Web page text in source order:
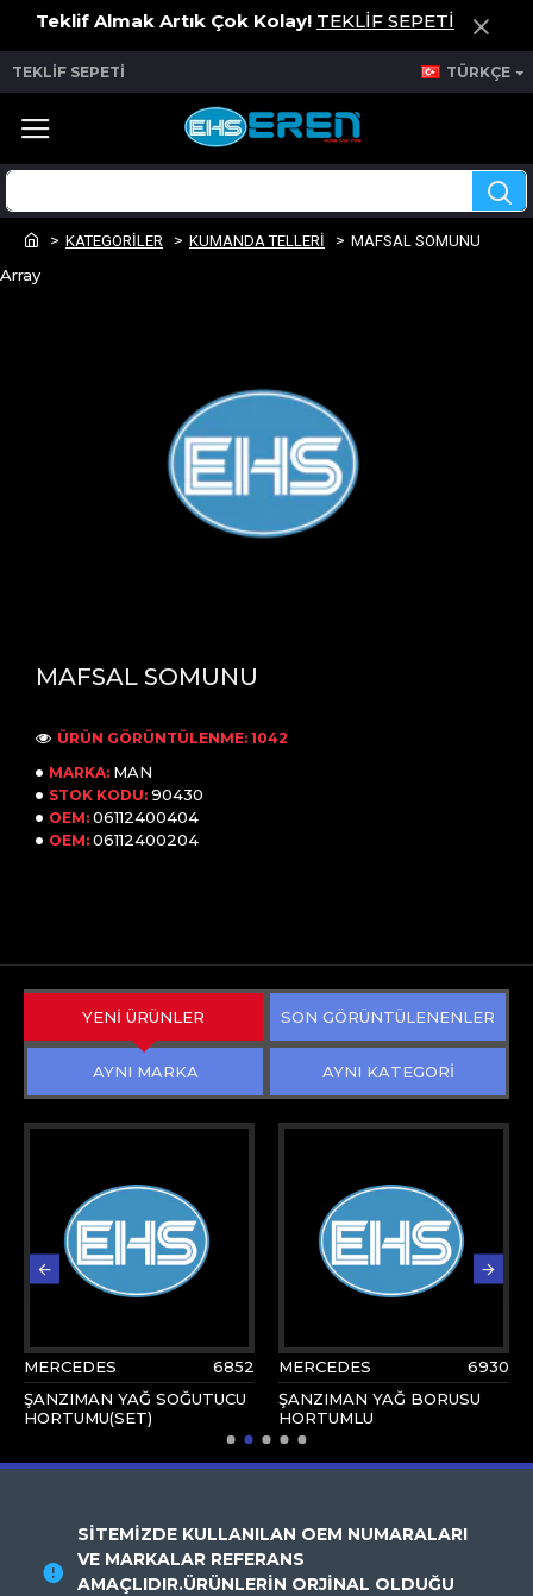
Teklif Almak Artık Çok Kolay! TEKLİF SEPETİ
TEKLİF SEPETİ TÜRKÇE
KATEGORİLER KUMANDA TELLERİ MAFSAL SOMUNU
Array
MAFSAL SOMUNU
MARKA: MAN
STOK KODU: 90430
OEM: 06112400404
OEM: 06112400204
ÜRÜN GÖRÜNTÜLENME: 1042
YENİ ÜRÜNLER SON GÖRÜNTÜLENENLER
AYNI MARKA AYNI KATEGORİ
MERCEDES
6852
ŞANZIMAN YAĞ SOĞUTUCU
HORTUMU(SET)
MERCEDES
6930
ŞANZIMAN YAĞ BORUSU
HORTUMLU
SİTEMİZDE KULLANILAN OEM NUMARALARI
VE MARKALAR REFERANS
AMAÇLIDIR.ÜRÜNLERİN ORJİNAL OLDUĞU